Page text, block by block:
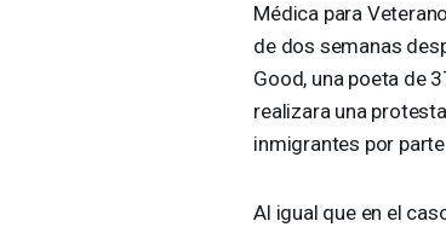
Médica para
de dos semanas
Good, una poeta de
realizara una
inmigrantes por
Al igual que en el